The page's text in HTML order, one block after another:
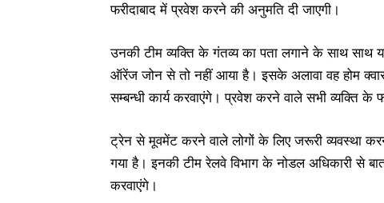
फरीदाबाद में प्रवेश करने की अनुमति दी जाएगी।
उनकी टीम व्यक्ति के गंतव्य का पता लगाने के साथ साथ
ऑरेंज जोन से तो नहीं आया है। इसके अलावा वह होम
सम्बन्धी कार्य करवाएंगे। प्रवेश करने वाले सभी व्यक्ति
ट्रेन से मूवमेंट करने वाले लोगों के लिए जरूरी व्यवस्था
गया है। इनकी टीम रेलवे विभाग के नोडल अधिकारी से
करवाएंगे।